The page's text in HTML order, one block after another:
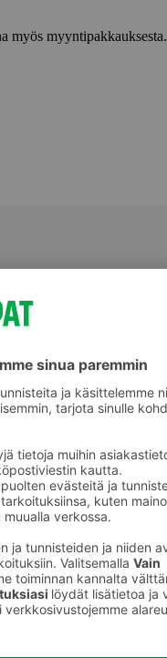
myös myyntipakkauksesta.